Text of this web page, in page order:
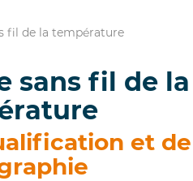
fil de la température
sans fil de la
et de